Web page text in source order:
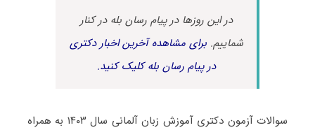
در این روزها در پیام رسان بله در کنار
شماییم.برای مشاهده آخرین اخبار دکتری
در پیام رسان بله کلیک کنید.
سوالات آزمون دکتری آموزش زبان آلمانی سال ۱۴۰۳ به همراه